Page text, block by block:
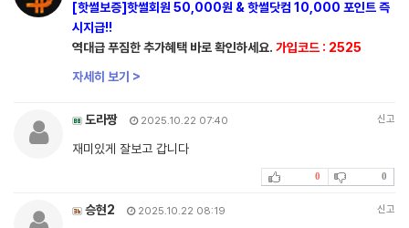
[핫썰보증]핫썰회원 50,000원 & 핫썰닷컴 10,000 포인트 즉
시지급!!
역대급 푸짐한 추가혜택 바로 확인하세요. 가입코드 : 2525
자세히 보기 >
도라짱 2025.10.22 07:40 신고
재미있게 잘보고 갑니다
0 0
승현2 2025.10.22 08:19 신고